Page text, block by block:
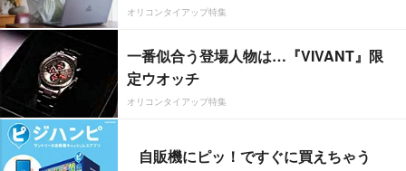
オリコンタイアップ特集
一番似合う登場人物は…『VIVANT』限
定ウオッチ
オリコンタイアップ特集
自販機にピッ！ですぐに買えちゃう